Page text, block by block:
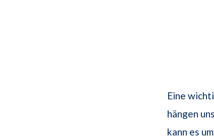
Eine
hängen
kann es